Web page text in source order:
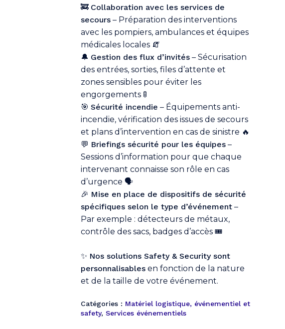
Votre panier est vide.
Go To Shop
🚒 Collaboration avec les services de
secours – Préparation des interventions
avec les pompiers, ambulances et équipes
médicales locales 🧯
🔔 Gestion des flux d’invités – Sécurisation
des entrées, sorties, files d’attente et
zones sensibles pour éviter les
engorgements 🚦
🎯 Sécurité incendie – Équipements anti-
incendie, vérification des issues de secours
et plans d’intervention en cas de sinistre 🔥
💬 Briefings sécurité pour les équipes –
Sessions d’information pour que chaque
intervenant connaisse son rôle en cas
d’urgence 🗣️
🎉 Mise en place de dispositifs de sécurité
spécifiques selon le type d’événement –
Par exemple : détecteurs de métaux,
contrôle des sacs, badges d’accès 🎟️
✨ Nos solutions Safety & Security sont
personnalisables en fonction de la nature
et de la taille de votre événement.
Catégories : Matériel logistique, événementiel et
safety, Services événementiels